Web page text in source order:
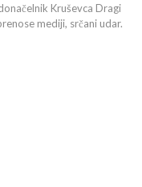
Kruševca Dragi
mediji, srčani udar.